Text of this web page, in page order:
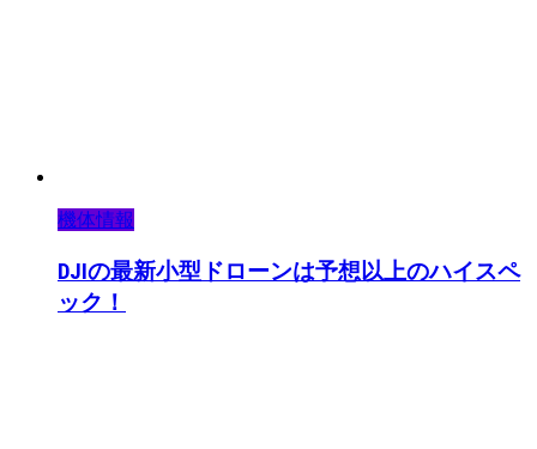
機体情報
DJIの最新小型ドローンは予想以上のハイスペ
ック！